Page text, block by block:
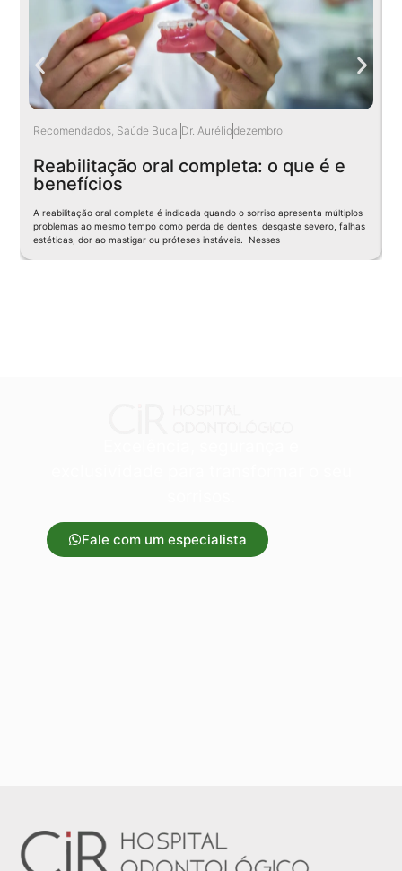
Recomendados Saúde Bucal Dr. Auréliodezembro
Reabilitação oral completa: o que é e
benefícios
A reabilitação oral completa é indicada quando o sorriso apresenta múltiplos
problemas ao mesmo tempo como perda de dentes, desgaste severo, falhas
estéticas, dor ao mastigar ou próteses instáveis. Nesses
Fale com um especialista